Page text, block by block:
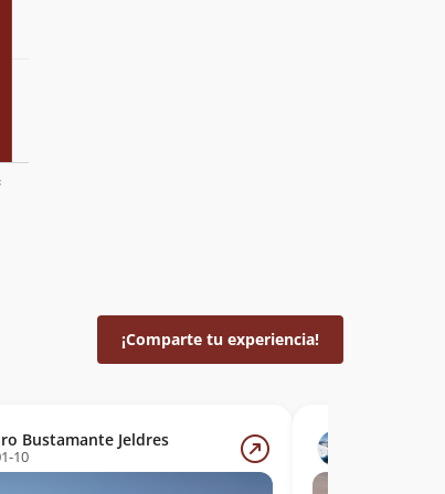
¡Comparte tu experiencia!
Bustamante Jeldres
10